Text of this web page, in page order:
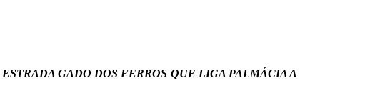
GADO DOS FERROS QUE LIGA PALMÁCIA A